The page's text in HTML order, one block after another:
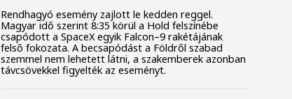
Rendhagyó esemény zajlott le kedden reggel.
Magyar idő szerint 8:35 körül a Hold felszínébe
csapódott a SpaceX egyik Falcon–9 rakétájának
felső fokozata. A becsapódást a Földről szabad
szemmel nem lehetett látni, a szakemberek azonban
távcsövekkel figyelték az eseményt.